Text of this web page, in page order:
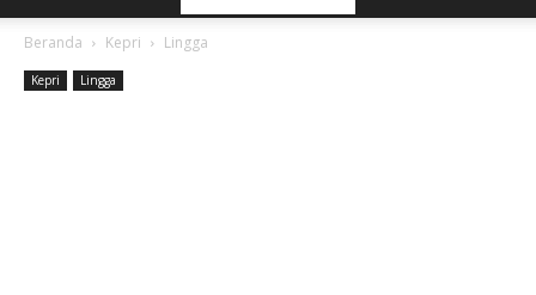
Beranda Kepri Lingga
Kepri Lingga